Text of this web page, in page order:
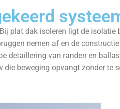
plat dak isoleren ligt de
nemen af en de
detaillering van randen en
die beweging opvangt zonder te